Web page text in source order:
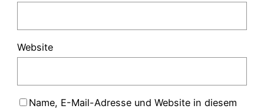
Website
Name, E-Mail-Adresse und Website in diesem